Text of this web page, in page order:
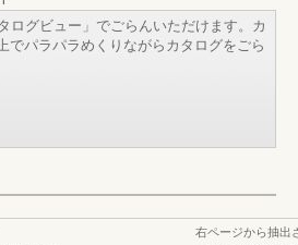
ログビュー」でごらんいただけます。カ
でパラパラめくりながらカタログをごら
右ページから抽出